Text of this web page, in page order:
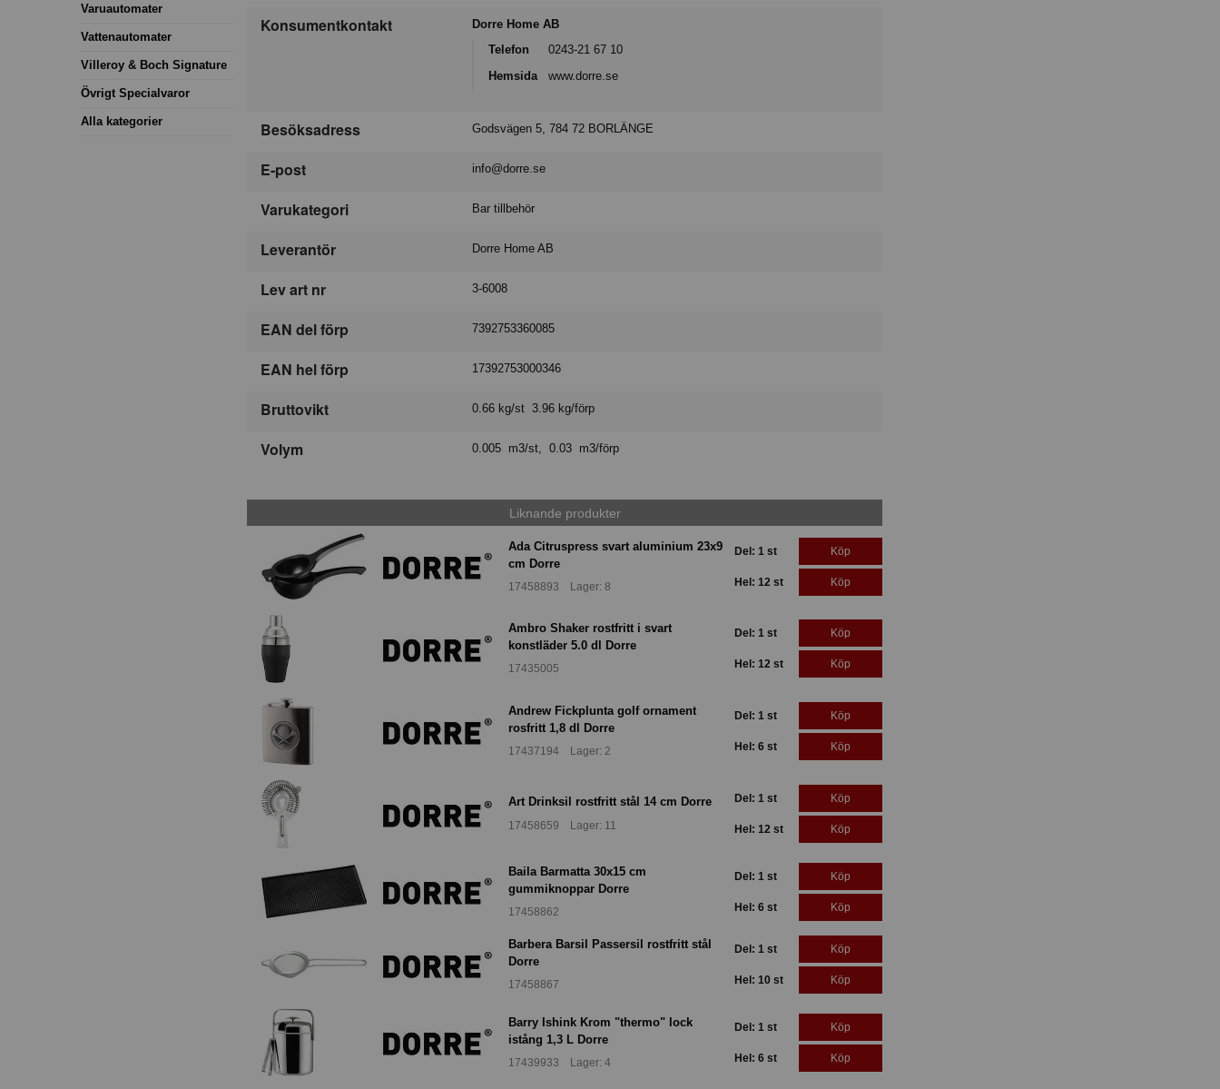
Varuautomater
Vattenautomater
Villeroy & Boch Signature
Övrigt Specialvaror
Alla kategorier
Konsumentkontakt
Dorre Home AB
Telefon
0243-21 67 10
Hemsida
www.dorre.se
Besöksadress Godsvägen 5, 784 72 BORLÄNGE
E-post info@dorre.se
Varukategori Bar tillbehör
Leverantör Dorre Home AB
Lev art nr 3-6008
EAN del förp 7392753360085
EAN hel förp 17392753000346
Bruttovikt 0.66 kg/st 3.96 kg/förp
Volym 0.005 m3/st, 0.03 m3/förp
Liknande produkter
Ada Citruspress svart aluminium 23x9
cm Dorre
17458893 Lager: 8
Del: 1 st Köp
Hel: 12 st Köp
Ambro Shaker rostfritt i svart
konstläder 5.0 dl Dorre
17435005
Del: 1 st Köp
Hel: 12 st Köp
Andrew Fickplunta golf ornament
rosfritt 1,8 dl Dorre
17437194 Lager: 2
Del: 1 st Köp
Hel: 6 st Köp
Art Drinksil rostfritt stål 14 cm Dorre
17458659 Lager: 11
Del: 1 st Köp
Hel: 12 st Köp
Baila Barmatta 30x15 cm
gummiknoppar Dorre
17458862
Del: 1 st Köp
Hel: 6 st Köp
Barbera Barsil Passersil rostfritt stål
Dorre
17458867
Del: 1 st Köp
Hel: 10 st Köp
Barry Ishink Krom "thermo" lock
istång 1,3 L Dorre
17439933 Lager: 4
Del: 1 st Köp
Hel: 6 st Köp